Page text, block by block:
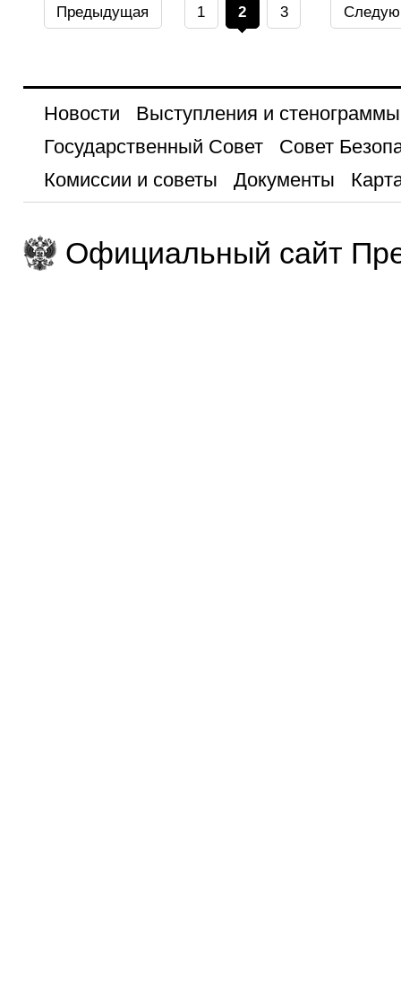
Предыдущая 1 2 3
Новости
Выступления и стенограммы
Государственный Совет
Совет
Комиссии и советы
Документы
Официальный сайт